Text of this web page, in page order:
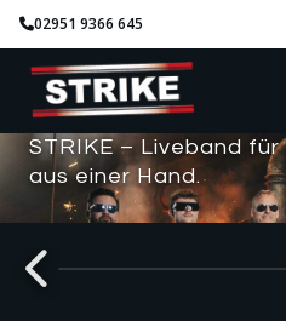
02951 9366 645
STRIKE – Liveband für
aus einer Hand.